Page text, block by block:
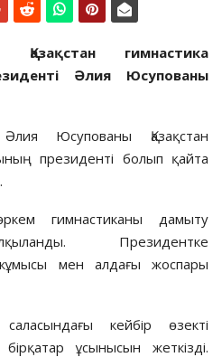
гимнастика
Әлия Юсупованы
Юсупованы Қазақстан
президенті болып қайта
гимнастиканы дамыту
Президентке
мен алдағы жоспары
кейбір өзекті
ұсынысын жеткізді.